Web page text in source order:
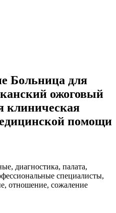
Больница для
ожоговый
клиническая
помощи
диагностика, палата,
специалисты,
отношение, сожаление